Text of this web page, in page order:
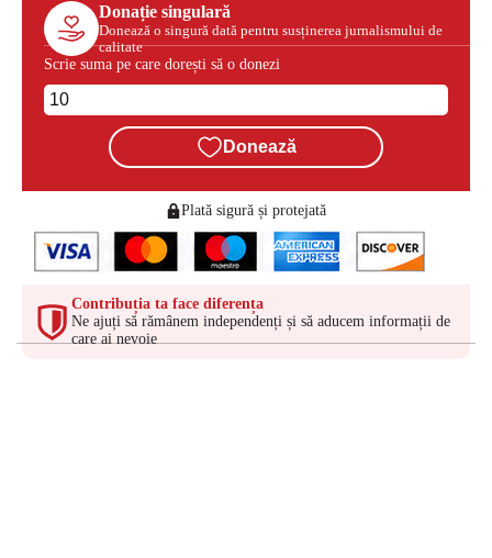
Donație singulară
Donează o singură dată pentru susținerea jurnalismului de
calitate
Scrie suma pe care dorești să o donezi
Donează
Plată sigură și protejată
Contribuția ta face diferența
Ne ajuți să rămânem independenți și să aducem informații de
care ai nevoie